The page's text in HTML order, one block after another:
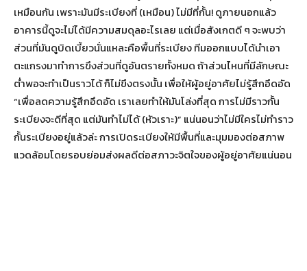
เหมือนกัน เพราะมันมีระเบียงที่ (เหมือน) ไม่มีที่กั้น! ดูภายนอกแล้ว
อาคารนี้ดูจะไม่ได้มีความสมดุลอะไรเลย แต่เมื่อสังเกตดี ๆ จะพบว่า
ส่วนที่มันดูบิดเบี้ยวนั่นแหละคือพื้นที่ระเบียง ทีมออกแบบได้นำเอา
ตะแกรงมาทำการขึงส่วนที่ดูอันตรายทั้งหมด ถ้าส่วนไหนที่มีลักษณะ
ต่ำพอจะทำเป็นราวได้ ก็ไม่ขึงตรงนั้น เพื่อให้ผู้อยู่อาศัยไม่รู้สึกอึดอัด
“เพื่อลดความรู้สึกอึดอัด เราเลยทำให้มันโล่งที่สุด การไม่มีราวกั้น
ระเบียงจะดีที่สุด แต่มันทำไม่ได้ (หัวเราะ)” แน่นอนว่าไม่มีใครไม่ทำราว
กั้นระเบียงอยู่แล้วล่ะ การเปิดระเบียงให้มีพื้นที่และมุมมองต่อสภาพ
แวดล้อมโดยรอบย่อมส่งผลดีต่อสภาวะจิตใจของผู้อยู่อาศัยแน่นอน